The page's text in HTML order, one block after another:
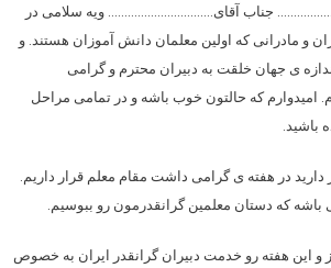
جناب آقای………………………….. ویه سلامی در
و مادرانی که اولین معلمان دانش آموزان هستند. و
ی جهان خلقت به دبیران محترم و گرامی
امیدوارم که حالتون خوب باشه و در تمامی مراحل
باشید.
در هفته ی گرامی داشت مقام معلم قرار داریم.
که دستان معلمین گرانقدرمون رو ببوسیم.
و این هفته رو خدمت دبیران گرانقدر ایران به خصوص